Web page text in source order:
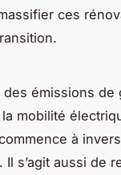
ces
émissions de
mobilité
à
s’agit aussi de